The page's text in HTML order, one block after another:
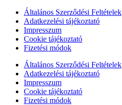
Általános Szerződési Feltételek
Adatkezelési tájékoztató
Impresszum
Cookie tájékoztató
Fizetési módok
Általános Szerződési Feltételek
Adatkezelési tájékoztató
Impresszum
Cookie tájékoztató
Fizetési módok